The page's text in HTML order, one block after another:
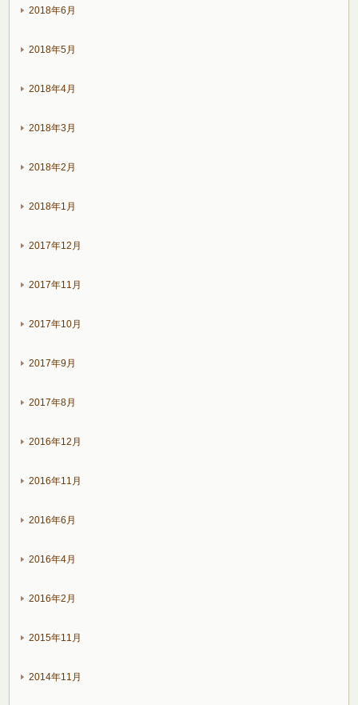
2018年6月
2018年5月
2018年4月
2018年3月
2018年2月
2018年1月
2017年12月
2017年11月
2017年10月
2017年9月
2017年8月
2016年12月
2016年11月
2016年6月
2016年4月
2016年2月
2015年11月
2014年11月